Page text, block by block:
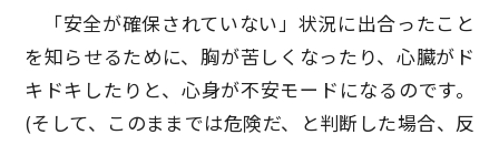
「安全が確保されていない」状況に出合ったこと
を知らせるために、胸が苦しくなったり、心臓がド
キドキしたりと、心身が不安モードになるのです。
(そして、このままでは危険だ、と判断した場合、反